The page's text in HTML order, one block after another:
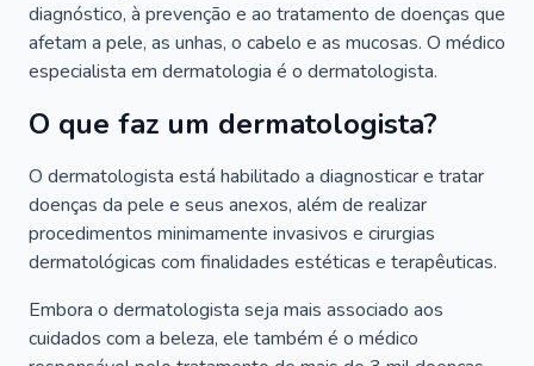
diagnóstico, à prevenção e ao tratamento de doenças que
afetam a pele, as unhas, o cabelo e as mucosas. O médico
especialista em dermatologia é o dermatologista.
O que faz um dermatologista?
O dermatologista está habilitado a diagnosticar e tratar
doenças da pele e seus anexos, além de realizar
procedimentos minimamente invasivos e cirurgias
dermatológicas com finalidades estéticas e terapêuticas.
Embora o dermatologista seja mais associado aos
cuidados com a beleza, ele também é o médico